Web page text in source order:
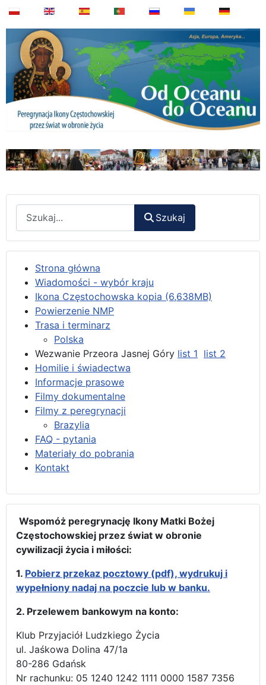
Szukaj
Strona główna
Wiadomości - wybór kraju
Ikona Częstochowska kopia (6,638MB)
Powierzenie NMP
Trasa i terminarz
Polska
Wezwanie Przeora Jasnej Góry list 1 list 2
Homilie i świadectwa
Informacje prasowe
Filmy dokumentalne
Filmy z peregrynacji
Brazylia
FAQ - pytania
Materiały do pobrania
Kontakt
Wspomóż peregrynację Ikony Matki Bożej
Częstochowskiej przez świat w obronie
cywilizacji życia i miłości:
1. Pobierz przekaz pocztowy (pdf), wydrukuj i
wypełniony nadaj na poczcie lub w banku.
2. Przelewem bankowym na konto:
Klub Przyjaciół Ludzkiego Życia
ul. Jaśkowa Dolina 47/1a
80-286 Gdańsk
Nr rachunku: 05 1240 1242 1111 0000 1587 7356